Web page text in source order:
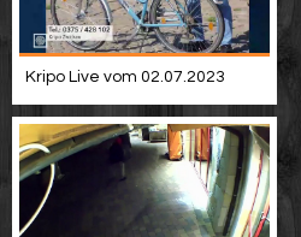
Kripo Live vom 02.07.2023